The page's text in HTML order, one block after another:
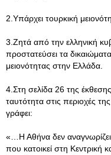
2.Υπάρχει τουρκική
3.Ζητά από την ελληνική
προστατεύσει τα
μειονότητας στην Ελλάδα.
4.Στη σελίδα 26 της
ταυτότητα στις περιοχές
γράφει:
«…Η Αθήνα δεν
που κατοικεί στη Κεντρική